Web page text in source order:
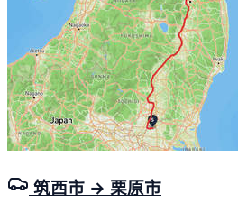
筑西市 → 栗原市